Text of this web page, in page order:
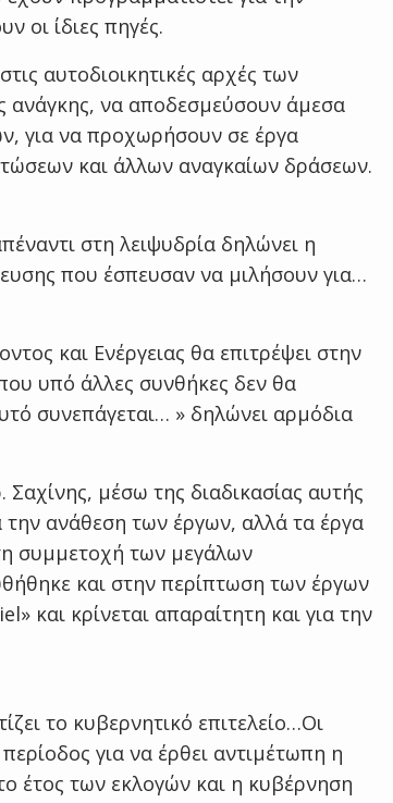
οι ίδιες πηγές.
αυτοδιοικητικές αρχές των
ανάγκης, να αποδεσμεύσουν άμεσα
για να προχωρήσουν σε έργα
και άλλων αναγκαίων δράσεων.
στη λειψυδρία δηλώνει η
που έσπευσαν να μιλήσουν για…
και Ενέργειας θα επιτρέψει στην
υπό άλλες συνθήκες δεν θα
συνεπάγεται… » δηλώνει αρμόδια
μέσω της διαδικασίας αυτής
την ανάθεση των έργων, αλλά τα έργα
συμμετοχή των μεγάλων
και στην περίπτωση των έργων
και κρίνεται απαραίτητη και για την
το κυβερνητικό επιτελείο…Οι
περίοδος για να έρθει αντιμέτωπη η
έτος των εκλογών και η κυβέρνηση